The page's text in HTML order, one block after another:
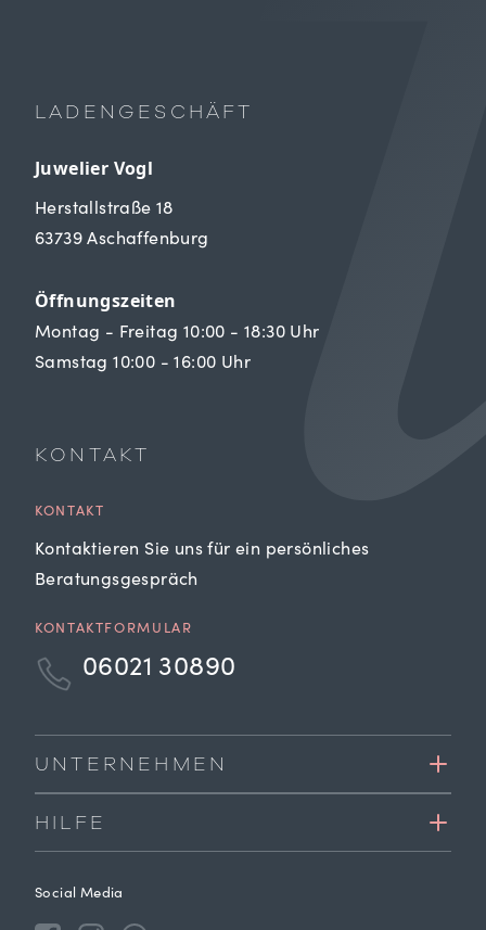
LADENGESCHÄFT
Juwelier Vogl
Herstallstraße 18
63739 Aschaffenburg
Öffnungszeiten
Montag - Freitag 10:00 - 18:30 Uhr
Samstag 10:00 - 16:00 Uhr
KONTAKT
KONTAKT
Kontaktieren Sie uns für ein persönliches
Beratungsgespräch
KONTAKTFORMULAR
06021 30890
UNTERNEHMEN
HILFE
Social Media